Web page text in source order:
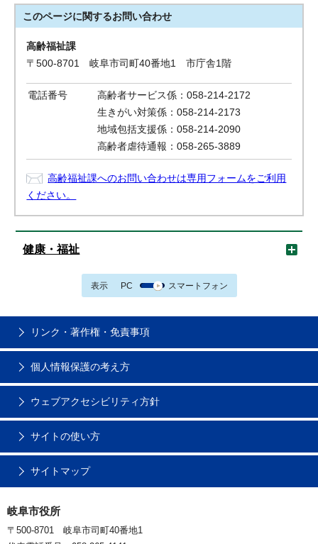
このページに関するお問い合わせ
高齢福祉課
〒500-8701 岐阜市司町40番地1 市庁舎1階
電話番号
高齢者サービス係：058-214-2172
生きがい対策係：058-214-2173
地域包括支援係：058-214-2090
高齢者虐待通報：058-265-3889
高齢福祉課へのお問い合わせは専用フォームをご利用
ください。
健康・福祉
表示 PC スマートフォン
リンク・著作権・免責事項
個人情報保護の考え方
ウェブアクセシビリティ方針
サイトの使い方
サイトマップ
岐阜市役所
〒500-8701 岐阜市司町40番地1